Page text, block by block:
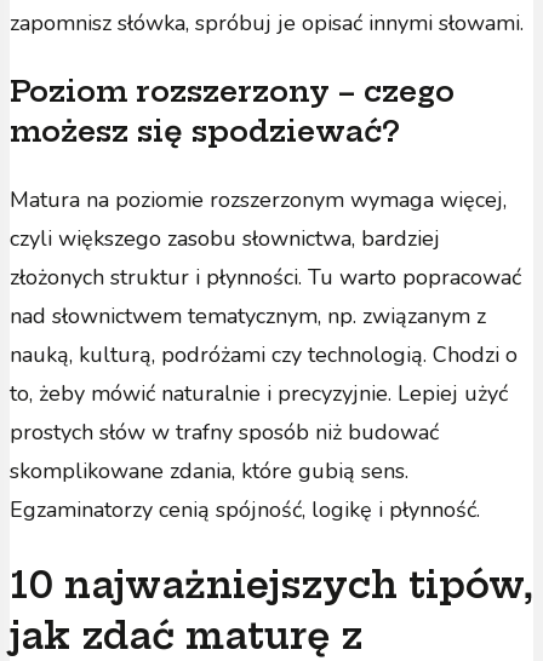
zapomnisz słówka, spróbuj je opisać innymi słowami.
Poziom rozszerzony – czego
możesz się spodziewać?
Matura na poziomie rozszerzonym wymaga więcej,
czyli większego zasobu słownictwa, bardziej
złożonych struktur i płynności. Tu warto popracować
nad słownictwem tematycznym, np. związanym z
nauką, kulturą, podróżami czy technologią. Chodzi o
to, żeby mówić naturalnie i precyzyjnie. Lepiej użyć
prostych słów w trafny sposób niż budować
skomplikowane zdania, które gubią sens.
Egzaminatorzy cenią spójność, logikę i płynność.
10 najważniejszych tipów,
jak zdać maturę z